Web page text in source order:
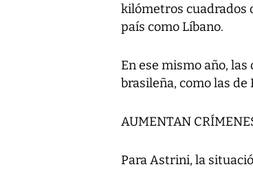
kilómetros cuadrados
país como Líbano.
En ese mismo año,
brasileña, como las
AUMENTAN
Para Astrini, la